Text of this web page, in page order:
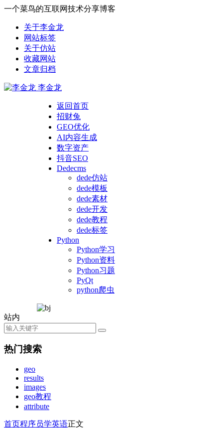
一个菜鸟的互联网技术分享博客
关于李金龙
网站标签
关于仿站
收藏网站
文章归档
李金龙
返回首页
招财兔
GEO优化
AI内容生成
数字资产
抖音SEO
Dedecms
dede仿站
dede模板
dede素材
dede开发
dede教程
dede标签
Python
Python学习
Python资料
Python习题
PyQt
python爬虫
站内
热门搜索
geo
results
images
geo教程
attribute
首页程序员学英语正文